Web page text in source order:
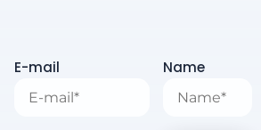
E-mail Name